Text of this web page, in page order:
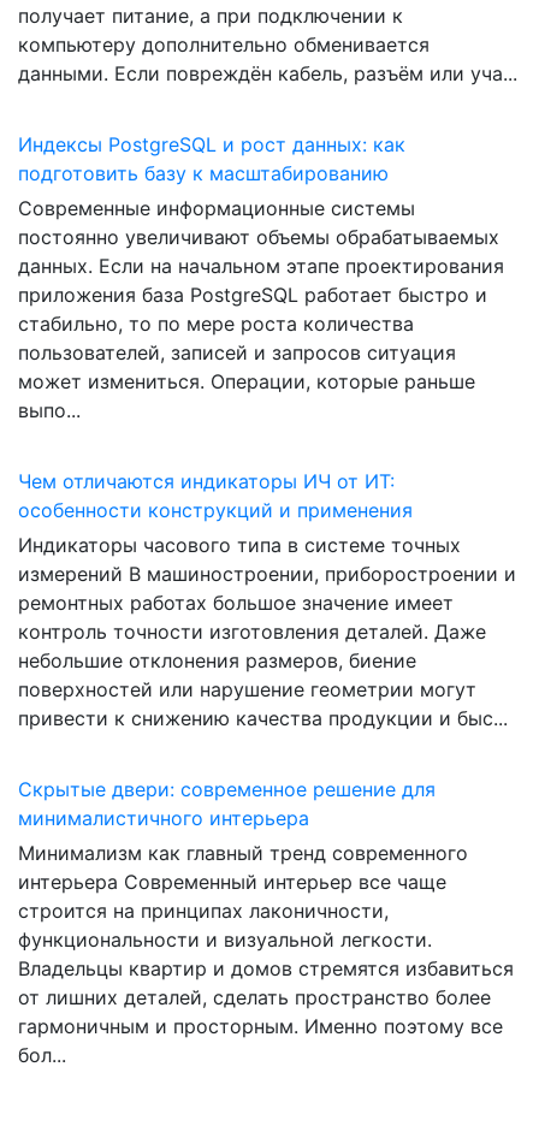
получает питание, а при подключении к
компьютеру дополнительно обменивается
данными. Если повреждён кабель, разъём или уча...
Индексы PostgreSQL и рост данных: как
подготовить базу к масштабированию
Современные информационные системы
постоянно увеличивают объемы обрабатываемых
данных. Если на начальном этапе проектирования
приложения база PostgreSQL работает быстро и
стабильно, то по мере роста количества
пользователей, записей и запросов ситуация
может измениться. Операции, которые раньше
выпо...
Чем отличаются индикаторы ИЧ от ИТ:
особенности конструкций и применения
Индикаторы часового типа в системе точных
измерений В машиностроении, приборостроении и
ремонтных работах большое значение имеет
контроль точности изготовления деталей. Даже
небольшие отклонения размеров, биение
поверхностей или нарушение геометрии могут
привести к снижению качества продукции и быс...
Скрытые двери: современное решение для
минималистичного интерьера
Минимализм как главный тренд современного
интерьера Современный интерьер все чаще
строится на принципах лаконичности,
функциональности и визуальной легкости.
Владельцы квартир и домов стремятся избавиться
от лишних деталей, сделать пространство более
гармоничным и просторным. Именно поэтому все
бол...